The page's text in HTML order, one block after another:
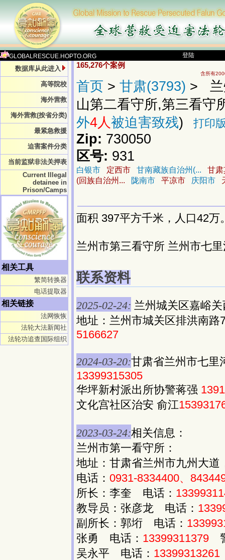
GLOBALRESCUE.HOPTO.ORG 登陆
数据库从此进入
高等院校
海外营救
海外营救(按省分类)
最紧急救援
迫害案件分类
当前监狱非法关押表
Current Illegal
detainee in
Prison/Camps
相关工具
繁简转换器
电话提取器
相关链接
法网恢恢
法轮大法新闻社
法轮功追查国际组织
165,276个案例
含所有
首页 > 甘肃(3793) > 兰
山第二看守所,第三看守
外4人被迫害致残) 打印
Zip: 730050
区号: 931
白银市 定西市 甘南藏族自治州(...
甘
(回族自治州...
陇南市 平凉市 庆阳市
面积 397平方千米，人口42万
兰州市第三看守所 兰州市七
联系资料
2025-02-24: 兰州城关区嘉峪
地址：兰州市城关区排洪南路
5166627
2024-03-20:甘肃省兰州市七里
13399315305
华坪新村派出所协警蒋强
文化宫社区治安 俞江
2023-03-24:相关信息：
兰州市第一看守所：
地址：甘肃省兰州市九州大道
电话： 0931-8334400、
所长：李奎 电话：
教导员：张彦龙 电话：
副所长：郭垳 电话：
张勇 电话： 13399311379
吴永平 电话： 13399313261